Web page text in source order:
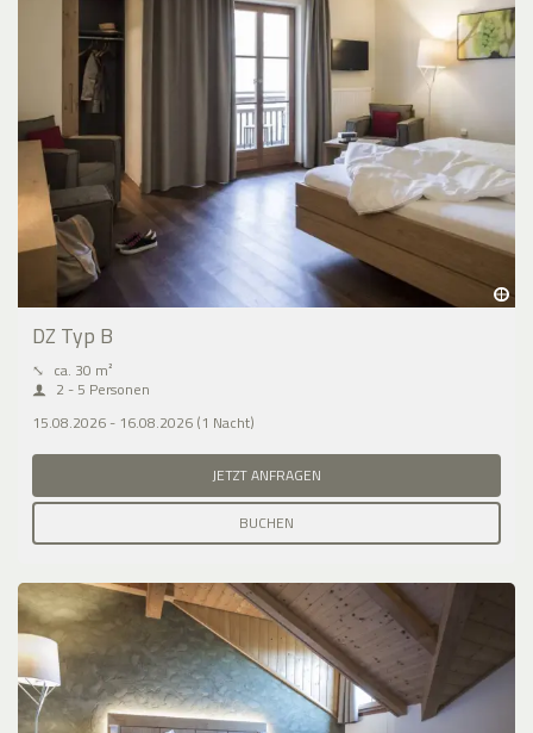
DZ Typ B
⤡ ca. 30 m²
2 - 5 Personen
15.08.2026 - 16.08.2026 (1 Nacht)
JETZT ANFRAGEN
BUCHEN